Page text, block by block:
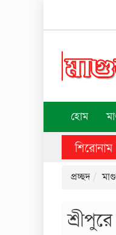
হোম
প্রচ্ছদ